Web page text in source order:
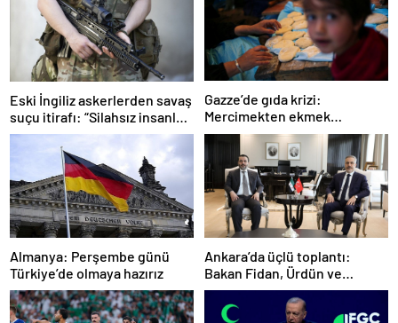
Eski İngiliz askerlerden savaş
suçu itirafı: “Silahsız insanları
uykuda öldürdüler”
Gazze’de gıda krizi:
Mercimekten ekmek
yapıyorlar
Almanya: Perşembe günü
Türkiye’de olmaya hazırız
Ankara’da üçlü toplantı:
Bakan Fidan, Ürdün ve
Suriyeli mevkidaşlarıyla
görüştü